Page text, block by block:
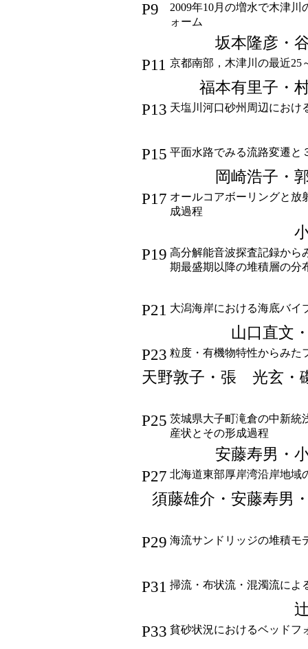
P9
2009年10月の増水で木津
ォーム
坂本隆彦・
P11 京都南部，木津川の最近25
福本有里子・
P13 天塩川河口砂州周辺におけ
P15 平面水路でみる流路変遷と
岡崎浩子・
P17 オールコアボーリングと放
成過程
P19 高分解能音波探査記録から
期最盛期以降の堆積層の分
P21 大潟海岸における海底バイ
山口直文
P23 粒度・有機物特性からみた
天野敦子・張 光玄・
P25 茨城県大子町滝倉の中新統
産状とその形成過程
安藤寿男・
P27 北海道東部厚岸湾沿岸地域
須藤雄介・安藤寿男
P29 海流サンドリッジの堆積モ
P31 掃流・布状流・混濁流によ
P33 貧砂状況におけるベッドフ